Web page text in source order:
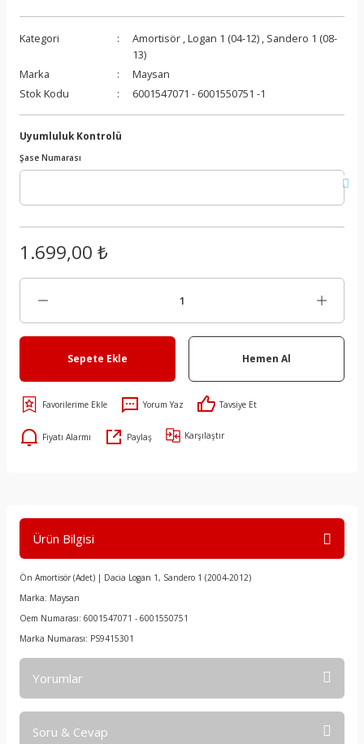
Kategori Amortisör ,Logan 1 (04-12) , Sandero 1 (08-
13)
Marka
Maysan
Stok Kodu
6001547071 - 6001550751 -1
Uyumluluk Kontrolü
Şase Numarası
1.699,00 ₺
Sepete Ekle Hemen Al
Yorum Yaz Tavsiye Et
Fiyatı Alarmı Paylaş Karşılaştır
Ürün Bilgisi
Ön Amortisör (Adet) | Dacia Logan 1, Sandero 1 (2004-2012)
Marka: Maysan
Oem Numarası: 6001547071 - 6001550751
Marka Numarası: PS9415301
Yorumlar
Soru & Cevap